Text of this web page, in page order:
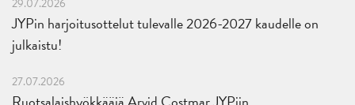
29.07.2026
JYPin harjoitusottelut tulevalle 2026-2027 kaudelle on
julkaistu!
27.07.2026